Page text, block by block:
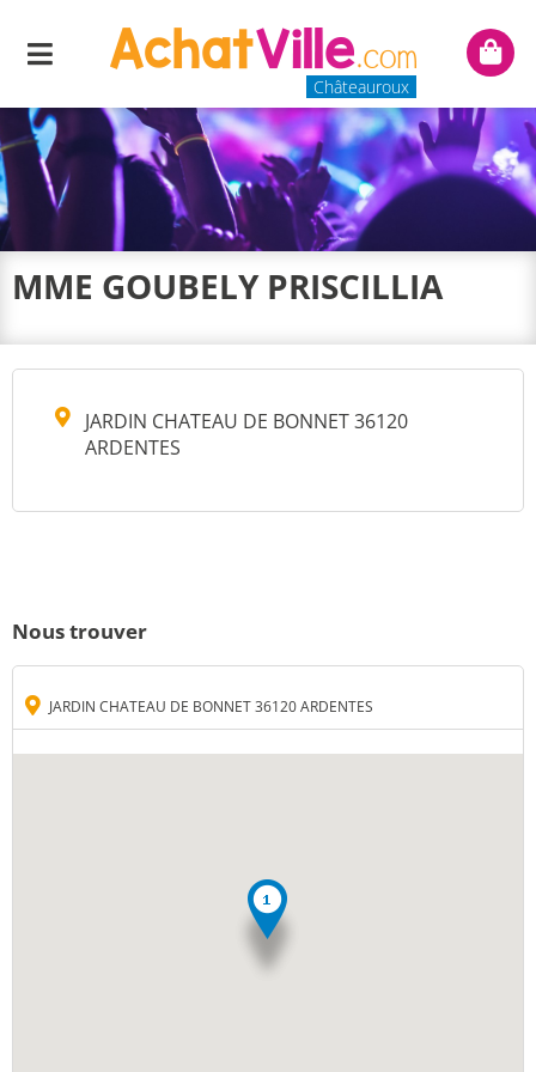
Menu
Châteauroux
Mon
MME GOUBELY PRISCILLIA
JARDIN CHATEAU DE BONNET 36120
ARDENTES
Nous trouver
JARDIN CHATEAU DE BONNET 36120 ARDENTES